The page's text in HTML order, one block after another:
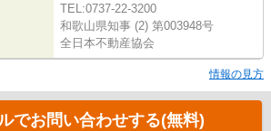
TEL:0737-22-3200
和歌山県知事 (2) 第003948号
全日本不動産協会
情報の見方
でお問い合わせする(無料)